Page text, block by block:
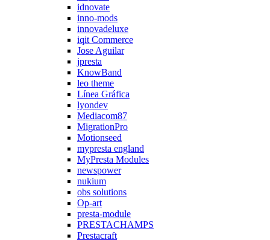
idnovate
inno-mods
innovadeluxe
iqit Commerce
Jose Aguilar
jpresta
KnowBand
leo theme
Línea Gráfica
lyondev
Mediacom87
MigrationPro
Motionseed
mypresta england
MyPresta Modules
newspower
nukium
obs solutions
Op-art
presta-module
PRESTACHAMPS
Prestacraft